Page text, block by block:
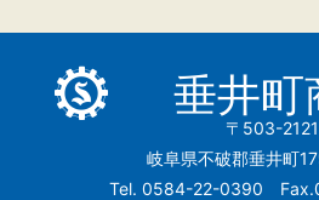
垂井町
〒503-2121
岐阜県不破郡垂井町
Tel. 0584-22-0390